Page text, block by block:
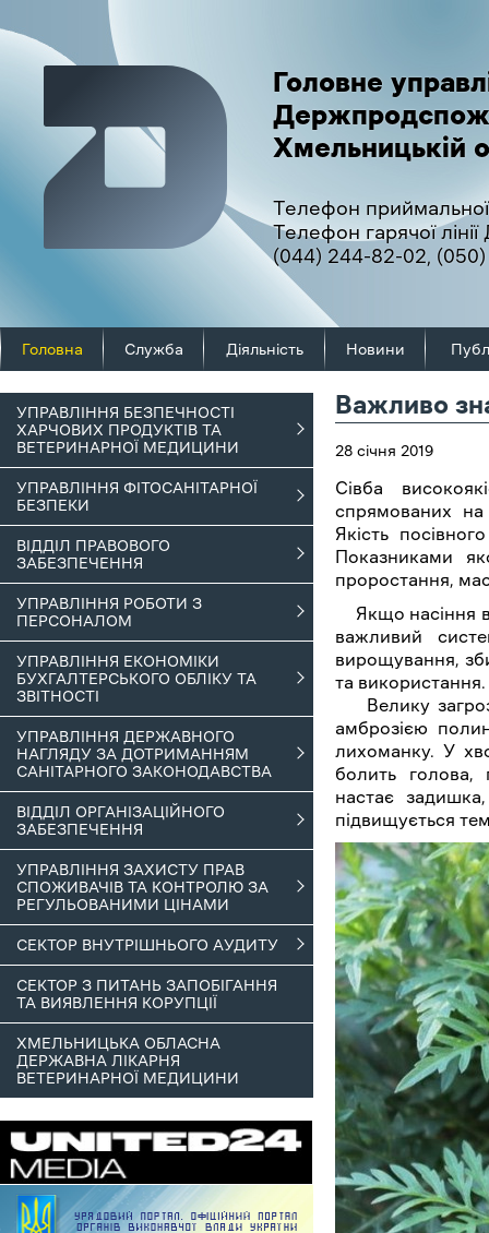
Головне
Хмельницькій
Телефон
Телефон гарячої
(044) 244-82-02,
Головна Служба Діяльність Новини
УПРАВЛІННЯ БЕЗПЕЧНОСТІ
ХАРЧОВИХ ПРОДУКТІВ ТА
ВЕТЕРИНАРНОЇ МЕДИЦИНИ
УПРАВЛІННЯ ФІТОСАНІТАРНОЇ
БЕЗПЕКИ
ВІДДІЛ ПРАВОВОГО
ЗАБЕЗПЕЧЕННЯ
УПРАВЛІННЯ РОБОТИ З
ПЕРСОНАЛОМ
УПРАВЛІННЯ ЕКОНОМІКИ
БУХГАЛТЕРСЬКОГО ОБЛІКУ ТА
ЗВІТНОСТІ
УПРАВЛІННЯ ДЕРЖАВНОГО
НАГЛЯДУ ЗА ДОТРИМАННЯМ
САНІТАРНОГО ЗАКОНОДАВСТВА
ВІДДІЛ ОРГАНІЗАЦІЙНОГО
ЗАБЕЗПЕЧЕННЯ
УПРАВЛІННЯ ЗАХИСТУ ПРАВ
СПОЖИВАЧІВ ТА КОНТРОЛЮ ЗА
РЕГУЛЬОВАНИМИ ЦІНАМИ
СЕКТОР ВНУТРІШНЬОГО АУДИТУ
СЕКТОР З ПИТАНЬ ЗАПОБІГАННЯ
ТА ВИЯВЛЕННЯ КОРУПЦІЇ
ХМЕЛЬНИЦЬКА ОБЛАСНА
ДЕРЖАВНА ЛІКАРНЯ
ВЕТЕРИНАРНОЇ МЕДИЦИНИ
Важливо
28 січня 2019
Сівба
спрямованих на
Якість
Показниками
проростання,
Якщо насіння
важливий
вирощування,
та використання.
Велику
амброзією
лихоманку. У
болить голова,
настає
підвищується